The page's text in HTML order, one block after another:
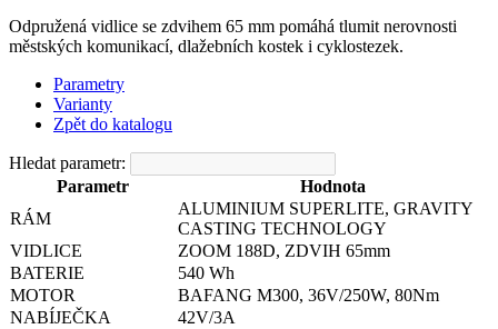
Odpružená vidlice se zdvihem 65 mm pomáhá tlumit nerovnosti
městských komunikací, dlažebních kostek i cyklostezek.
Parametry
Varianty
Zpět do katalogu
Hledat parametr:
Parametr
Hodnota
RÁM
ALUMINIUM SUPERLITE, GRAVITY
CASTING TECHNOLOGY
VIDLICE
ZOOM 188D, ZDVIH 65mm
BATERIE
540 Wh
MOTOR
BAFANG M300, 36V/250W, 80Nm
NABÍJEČKA
42V/3A